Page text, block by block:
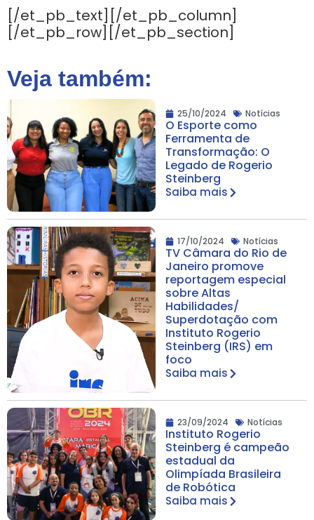
[/et_pb_text][/et_pb_column]
[/et_pb_row][/et_pb_section]
Veja também:
25/10/2024 Notícias
O Esporte como
Ferramenta de
Transformação: O
Legado de Rogerio
Steinberg
Saiba mais
17/10/2024 Notícias
TV Câmara do Rio de
Janeiro promove
reportagem especial
sobre Altas
Habilidades/
Superdotação com
Instituto Rogerio
Steinberg (IRS) em
foco
Saiba mais
23/09/2024 Notícias
Instituto Rogerio
Steinberg é campeão
estadual da
Olimpíada Brasileira
de Robótica
Saiba mais